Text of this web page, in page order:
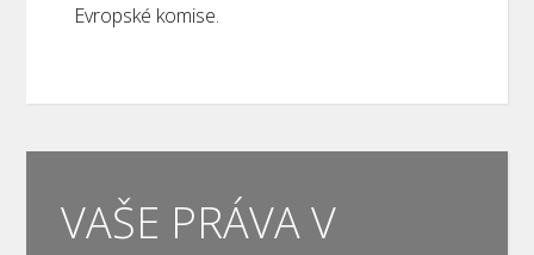
Evropské komise.
VAŠE PRÁVA V